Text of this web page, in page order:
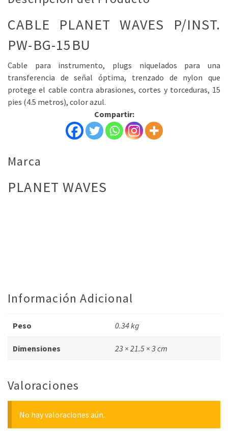
CABLE PLANET WAVES P/INST.
PW-BG-15BU
Cable para instrumento, plugs niquelados para una
transferencia de señal óptima, trenzado de nylon que
protege el cable contra abrasiones, cortes y torceduras, 15
pies (4.5 metros), color azul.
Compartir:
Marca
PLANET WAVES
Información Adicional
Peso 0.34 kg
Dimensiones 23 × 21.5 × 3 cm
Valoraciones
No hay valoraciones aún.